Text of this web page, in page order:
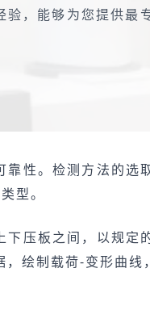
，能够为您提供最
性。检测方法的选
型。
压板之间，以规定
绘制载荷-变形曲